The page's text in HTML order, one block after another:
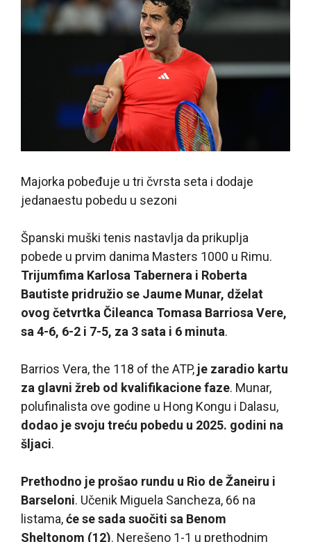
Majorka pobeđuje u tri čvrsta seta i dodaje
jedanaestu pobedu u sezoni
Španski muški tenis nastavlja da prikuplja
pobede u prvim danima Masters 1000 u Rimu.
Trijumfima Karlosa Tabernera i Roberta
Bautiste pridružio se Jaume Munar, dželat
ovog četvrtka Čileanca Tomasa Barriosa Vere,
sa 4-6, 6-2 i 7-5, za 3 sata i 6 minuta.
Barrios Vera, the 118 of the ATP, je zaradio kartu
za glavni žreb od kvalifikacione faze. Munar,
polufinalista ove godine u Hong Kongu i Dalasu,
dodao je svoju treću pobedu u 2025. godini na
šljaci.
Prethodno je prošao rundu u Rio de Žaneiru i
Barseloni. Učenik Miguela Sancheza, 66 na
listama,će se sada suočiti sa Benom
Sheltonom (12). Nerešeno 1-1 u prethodnim